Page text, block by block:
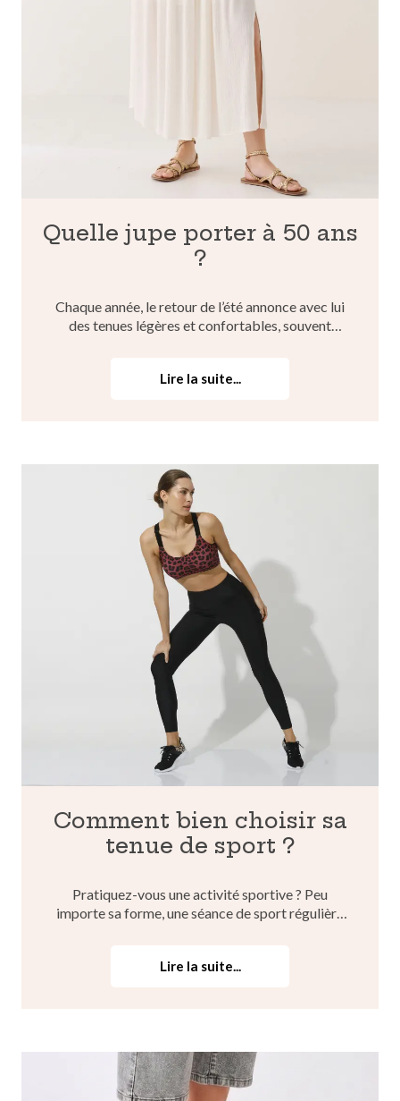
Quelle jupe porter à 50 ans
?
Chaque année, le retour de l’été annonce avec lui
des tenues légères et confortables, souvent
être parfois compliqué de dénicher le modèle
Lire la suite...
Comment bien choisir sa
tenue de sport ?
Pratiquez-vous une activité sportive ? Peu
importe sa forme, une séance de sport régulière
de sport choisir selon votre pratique sportive ?
Lire la suite...